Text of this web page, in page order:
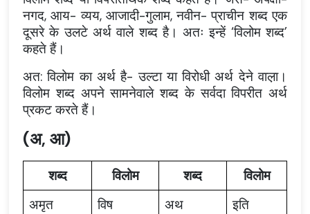
नगद, आय- व्यय, आजादी-गुलाम, नवीन- प्राचीन शब्द एक
दूसरे के उलटे अर्थ वाले शब्द है। अतः इन्हें ‘विलोम शब्द’
कहते हैं।
अत: विलोम का अर्थ है- उल्टा या विरोधी अर्थ देने वाल़ा।
विलोम शब्द अपने सामनेवाले शब्द के सर्वदा विपरीत अर्थ
प्रकट करते हैं।
(अ, आ)
शब्द विलोम शब्द
विलोम
अमृत
विष अथ
इति